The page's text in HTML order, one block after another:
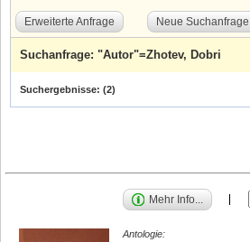
Erweiterte Anfrage Neue Suchanfrage
Suchanfrage: "Autor"=Zhotev, Dobri
Suchergebnisse: (2)
Mehr Info...
Antologie: